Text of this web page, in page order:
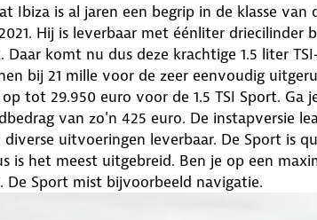
Ibiza is al jaren een begrip in de klasse
Hij is leverbaar met éénliter
Daar komt nu dus deze krachtige 1.5 liter
bij 21 mille voor de zeer eenvoudig
tot 29.950 euro voor de 1.5 TSI Sport. Ga
van zo'n 425 euro. De instapversie
diverse uitvoeringen leverbaar. De Sport is
is het meest uitgebreid. Ben je op een
De Sport mist bijvoorbeeld navigatie.